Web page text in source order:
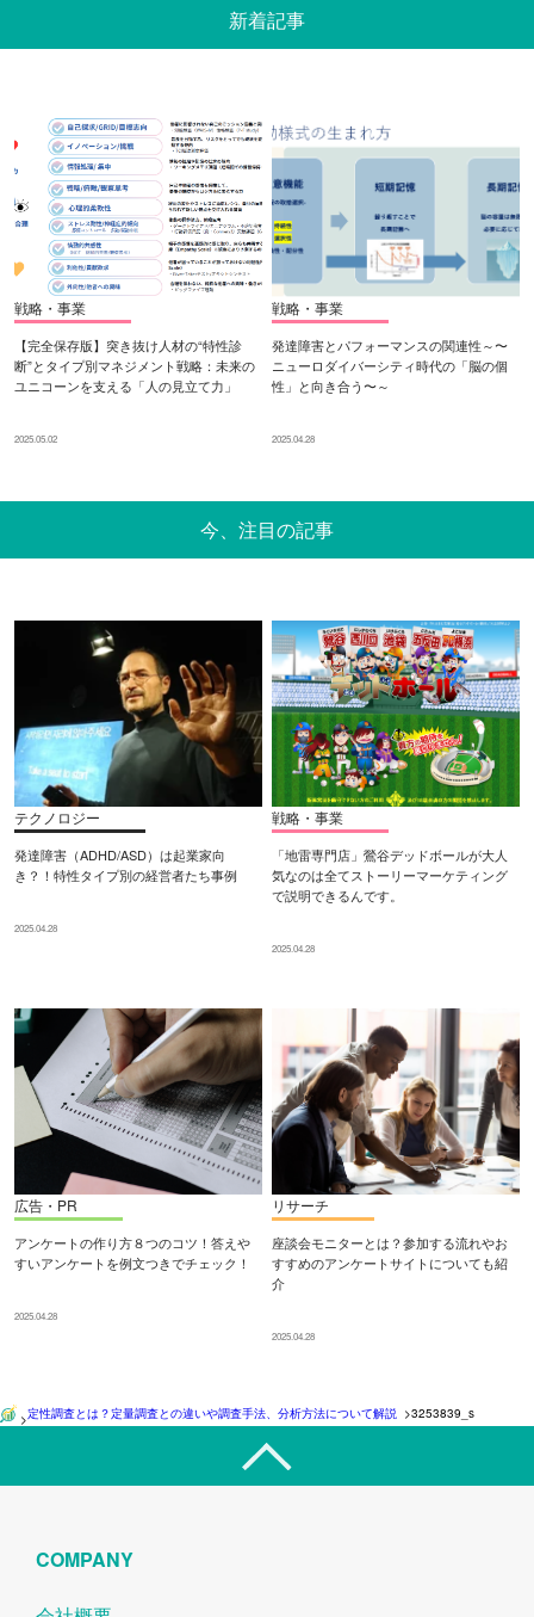
新着記事
戦略・事業
【完全保存版】突き抜け人材の“特性診
断”とタイプ別マネジメント戦略：未来の
ユニコーンを支える「人の見立て力」
2025.05.02
戦略・事業
発達障害とパフォーマンスの関連性～〜
ニューロダイバーシティ時代の「脳の個
性」と向き合う〜～
2025.04.28
今、注目の記事
テクノロジー
発達障害（ADHD/ASD）は起業家向
き？！特性タイプ別の経営者たち事例
2025.04.28
戦略・事業
「地雷専門店」鶯谷デッドボールが大人
気なのは全てストーリーマーケティング
で説明できるんです。
2025.04.28
広告・PR
アンケートの作り方８つのコツ！答えや
すいアンケートを例文つきでチェック！
2025.04.28
リサーチ
座談会モニターとは？参加する流れやお
すすめのアンケートサイトについても紹
介
2025.04.28
>定性調査とは？定量調査との違いや調査手法、分析方法について解説 >3253839_s
COMPANY